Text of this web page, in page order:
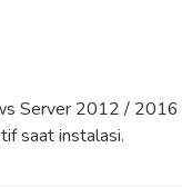
Server 2012 /
saat instalasi.